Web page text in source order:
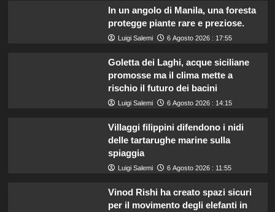
In un angolo di Manila, una foresta
protegge piante rare e preziose.
Luigi Salemi 6 Agosto 2026 : 17:55
Goletta dei Laghi, acque siciliane
promosse ma il clima mette a
rischio il futuro dei bacini
Luigi Salemi 6 Agosto 2026 : 14:15
Villaggi filippini difendono i nidi
delle tartarughe marine sulla
spiaggia
Luigi Salemi 6 Agosto 2026 : 11:55
Vinod Rishi ha creato spazi sicuri
per il movimento degli elefanti in